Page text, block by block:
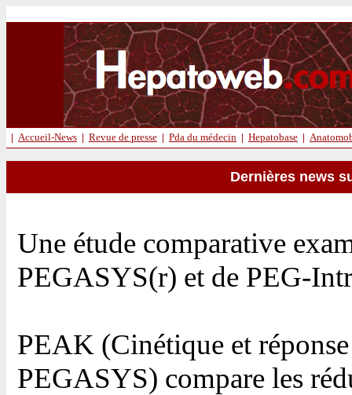
| Accueil-News | Revue de presse | Pda du médecin | Hepatobase |
Dernières news
Une étude comparative
PEGASYS(r) et de PEG-
PEAK (Cinétique et
PEGASYS) compare les